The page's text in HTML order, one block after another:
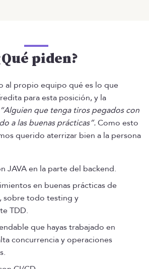
piden?
al propio equipo qué es lo que
para esta posición, y la
“Alguien que tenga tiros pegados con
a las buenas prácticas”.Como esto
querido aterrizar bien a la persona
JAVA en la parte del backend.
en buenas prácticas de
sobre todo testing y
TDD.
que hayas trabajado en
concurrencia y operaciones